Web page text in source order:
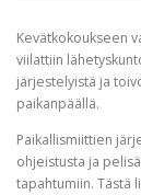
Kevätkokoukseen
viilattiin
järjestelyistä ja
paikanpäällä.
Paikallismiittien
ohjeistusta ja
tapahtumiin. Tästä